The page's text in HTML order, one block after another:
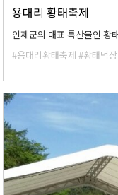
용대리 황태축제
#용대리황태축제 #황태덕장